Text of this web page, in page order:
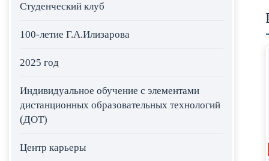
Студенческий клуб
100-летие Г.А.Илизарова
2025 год
Индивидуальное обучение с элементами
дистанционных образовательных технологий
(ДОТ)
Центр карьеры